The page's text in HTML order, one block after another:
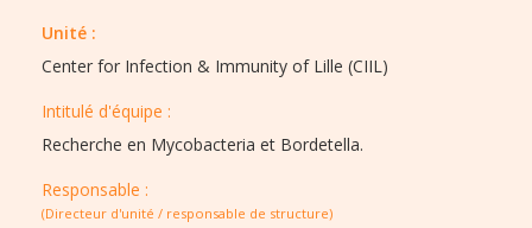
Unité :
Center for Infection & Immunity of Lille (CIIL)
Intitulé d'équipe :​
Recherche en Mycobacteria et Bordetella.
Responsable :
(Directeur d'unité / responsable de structure)